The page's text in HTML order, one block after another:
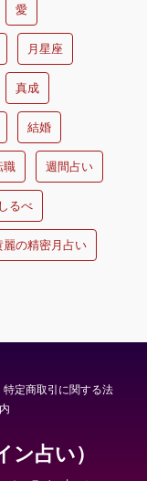
愛
月星座
真成
結婚
職 週間占い
るべ
麗の精密月占い
特定商取引に関する法
占い）